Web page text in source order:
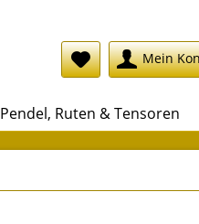
Mein
Pendel, Ruten & Tensoren